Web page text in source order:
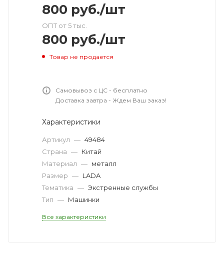
800 руб./шт
ОПТ от 5 тыс.
800 руб./шт
Товар не продается
Самовывоз с ЦС - бесплатно
Доставка завтра - Ждем Ваш заказ!
Характеристики
Артикул — 49484
Страна — Китай
Материал — металл
Размер — LADA
Тематика — Экстренные службы
Тип — Машинки
Все характеристики